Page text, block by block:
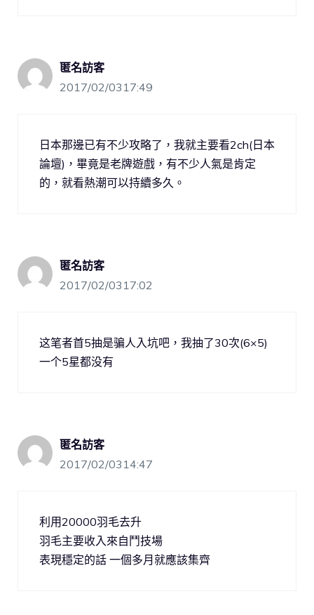
匿名訪客
2017/02/0317:49
日本那邊已有不少攻略了，我就主要看2ch(日本
論壇)，畢竟是老牌遊戲，有不少人氣是肯定
的，就看熱潮可以持續多久。
匿名訪客
2017/02/0317:02
这笔者首5抽是骗人入坑吧，我抽了30次(6×5)
一个5星都没有
匿名訪客
2017/02/0314:47
利用20000羽毛去升
羽毛主要收入來自鬥技場
表現穩定的話 一個多月就應該集齊